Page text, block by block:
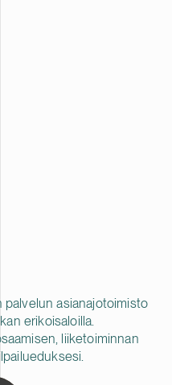
asianajotoimisto
erikoisaloilla.
liiketoiminnan